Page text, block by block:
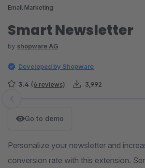
Email Marketing
Smart Newsletter
by shopware AG
Developed by Shopware
3.4 (6 reviews) 3,992
Skip image gallery
Go to demo
Personalize your newsletter and
conversion rate with this extension.